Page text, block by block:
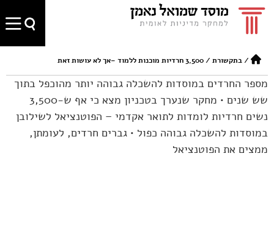
/בתקשורת /3,500 חרדיות מוכנות ללמוד –אך לא עושות זאת
מספר החרדים במוסדות להשכלה גבוהה יותר מהוכפל בתוך
שש שנים • מחקר שנערך בטכניון מצא כי אף ש-3,500
נשים חרדיות לומדות לתואר אקדמי – הפוטנציאל לשילובן
במוסדות להשכלה גבוהה כפול • גברים חרדים, לעומתן,
ממצים את הפוטנציאל